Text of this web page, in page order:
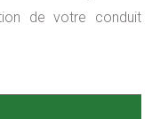
de votre conduit